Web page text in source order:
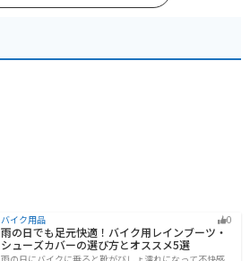
バイク用品 0
雨の日でも足元快適！バイク用レインブーツ・
シューズカバーの選び方とオススメ5選